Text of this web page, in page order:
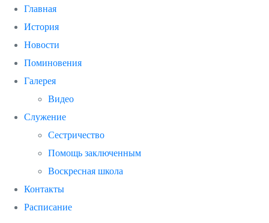
Главная
История
Новости
Поминовения
Галерея
Видео
Служение
Сестричество
Помощь заключенным
Воскресная школа
Контакты
Расписание